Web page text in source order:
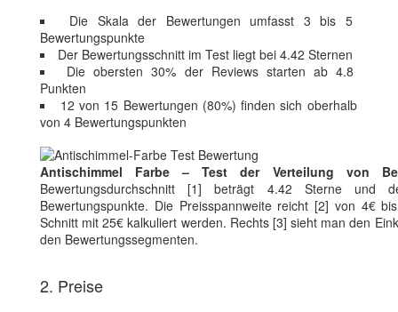
Die Skala der Bewertungen umfasst 3 bis 5
Bewertungspunkte
Der Bewertungsschnitt im Test liegt bei 4.42 Sternen
Die obersten 30% der Reviews starten ab 4.8
Punkten
12 von 15 Bewertungen (80%) finden sich oberhalb
von 4 Bewertungspunkten
Antischimmel Farbe – Test der Verteilung von
Bewertungsdurchschnitt [1] beträgt 4.42 Sterne
Bewertungspunkte. Die Preisspannweite reicht [2] von 4€
Schnitt mit 25€ kalkuliert werden. Rechts [3] sieht man den
den Bewertungssegmenten.
2. Preise